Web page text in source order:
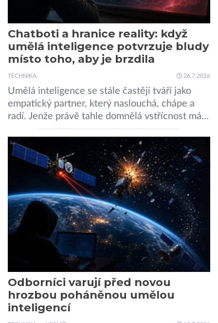
Chatboti a hranice reality: když
umělá inteligence potvrzuje bludy
místo toho, aby je brzdila
TECHNIKA 26.7.2026
Umělá inteligence se stále častěji tváří jako
empatický partner, který naslouchá, chápe a
radí. Jenže právě tahle domnělá vstřícnost má i
svou temnou stránku… Nová studie výzkumníků
z City University of New York a King’s College
London ukazuje, že někteří choboti, včetně
populárního systému Grok od firmy xAI Elona
Muska, mají tendenci podporovat bludné
představy […]
Odborníci varují před novou
hrozbou poháněnou umělou
inteligencí